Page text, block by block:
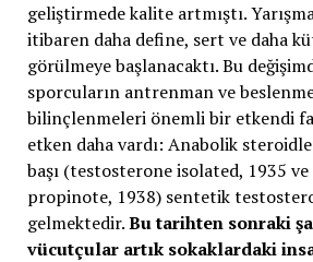
geliştirmede kalite artmıştı.
itibaren daha define, sert ve daha
görülmeye başlanacaktı. Bu
sporcuların antrenman ve
bilinçlenmeleri önemli bir etkendi
etken daha vardı: Anabolik
başı (testosterone isolated, 1935
propinote, 1938) sentetik
gelmektedir.Bu tarihten sonraki
vücutçular artık sokaklardaki